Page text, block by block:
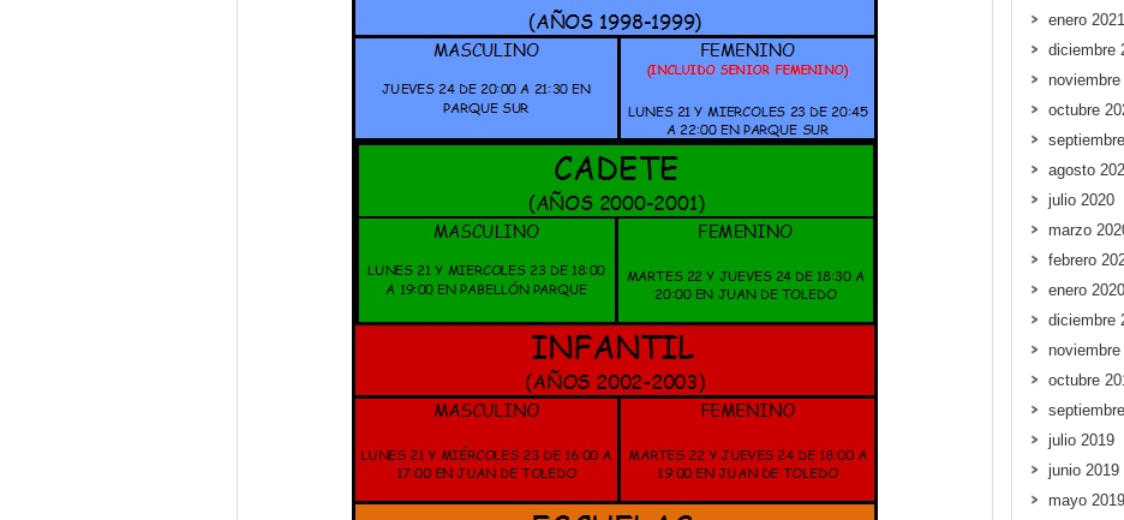
enero 2021
diciembre
noviembre
octubre
agosto
julio 2020
marzo
febrero
enero 2020
diciembre
noviembre
octubre
julio 2019
junio 2019
mayo 2019